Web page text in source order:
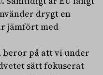
drygt en
jämfört med
beror på att vi under
sätt fokuserat